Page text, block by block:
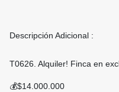
Descripción Adicional :
T0626. Alquiler! Finca en
💰$14.000.000